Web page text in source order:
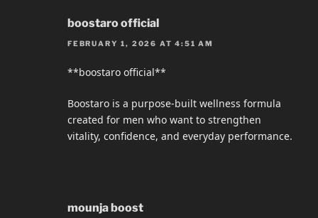
boostaro official
FEBRUARY 1, 2026 AT 4:51 AM
**boostaro official**
Boostaro is a purpose-built wellness formula
created for men who want to strengthen
vitality, confidence, and everyday performance.
mounja boost